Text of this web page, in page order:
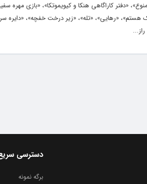
«دفتر کاراگاهی هنکا و کیویموتکا»، «بازی مهره
هستم»، «رهایی»، «تله»، «زیر درخت خفچه»، «دایره
دسترسی
برگه نمونه